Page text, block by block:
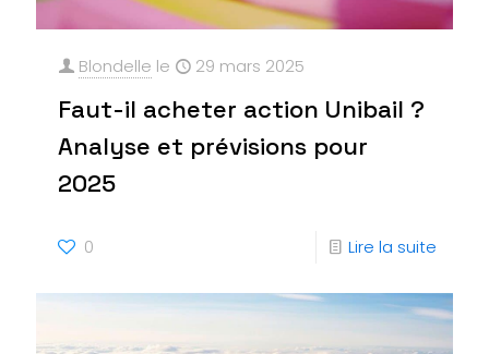
Blondelle le 29 mars 2025
Faut-il acheter action Unibail ?
Analyse et prévisions pour
2025
0 Lire la suite